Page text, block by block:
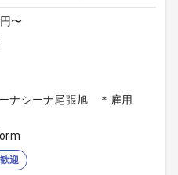
〜
ナシーナ尾張旭 ＊雇用
迎